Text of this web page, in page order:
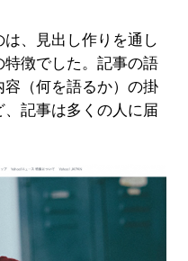
、見出し作りを通し
徴でした。記事の語
容（何を語るか）の掛
記事は多くの人に届